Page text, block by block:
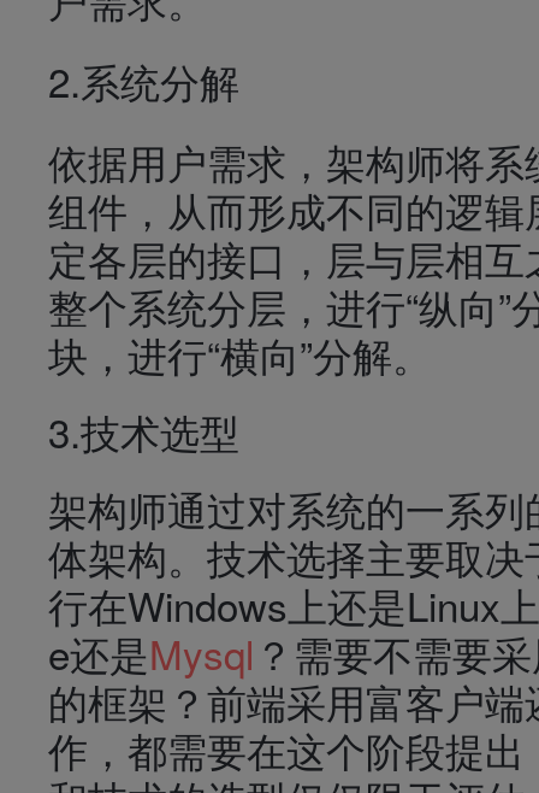
2.系统分解
依据用户需求，架构师将
组件，从而形成不同的逻
定各层的接口，层与层相
整个系统分层，进行“纵向
块，进行“横向”分解。
3.技术选型
架构师通过对系统的一系
体架构。技术选择主要取
行在Windows上还是Linux
e还是Mysql ？需要不需要
的框架？前端采用富客户
作，都需要在这个阶段提